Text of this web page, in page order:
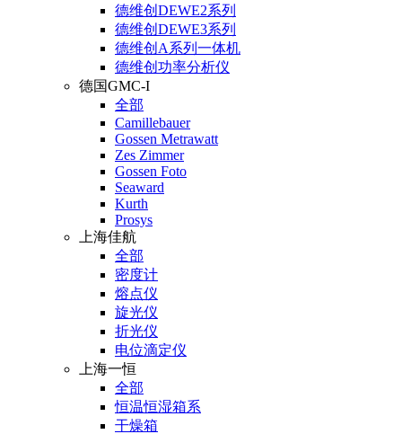
德维创DEWE2系列
德维创DEWE3系列
德维创A系列一体机
德维创功率分析仪
德国GMC-I
全部
Camillebauer
Gossen Metrawatt
Zes Zimmer
Gossen Foto
Seaward
Kurth
Prosys
上海佳航
全部
密度计
熔点仪
旋光仪
折光仪
电位滴定仪
上海一恒
全部
恒温恒湿箱系
干燥箱